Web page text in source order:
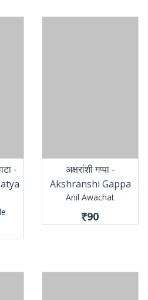
-
अक्षरांशी गप्पा -
Akshranshi Gappa
Anil Awachat
90